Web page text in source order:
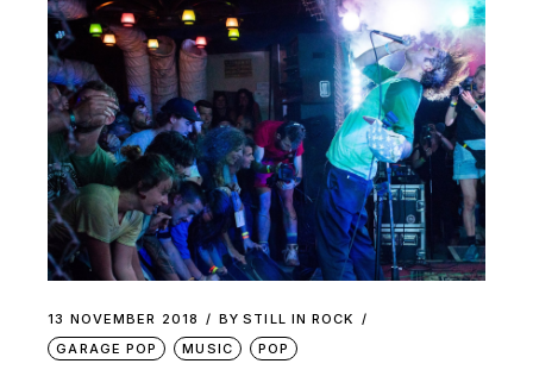
13 NOVEMBER 2018 BY STILL IN ROCK
GARAGE POP
MUSIC POP